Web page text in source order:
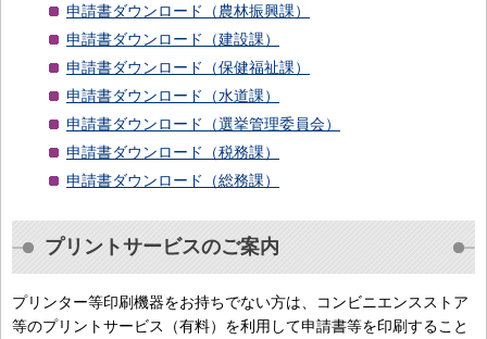
申請書ダウンロード（農林振興課）
申請書ダウンロード（建設課）
申請書ダウンロード（保健福祉課）
申請書ダウンロード（水道課）
申請書ダウンロード（選挙管理委員会）
申請書ダウンロード（税務課）
申請書ダウンロード（総務課）
プリントサービスのご案内
プリンター等印刷機器をお持ちでない方は、コンビニエンスストア
等のプリントサービス（有料）を利用して申請書等を印刷すること